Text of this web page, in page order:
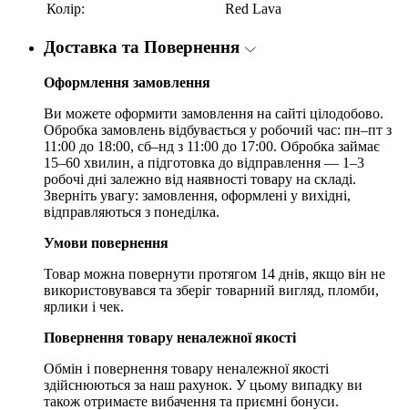
Колір:
Red Lava
Доставка та Повернення
Оформлення замовлення
Ви можете оформити замовлення на сайті цілодобово.
Обробка замовлень відбувається у робочий час: пн–пт з
11:00 до 18:00, сб–нд з 11:00 до 17:00. Обробка займає
15–60 хвилин, а підготовка до відправлення — 1–3
робочі дні залежно від наявності товару на складі.
Зверніть увагу: замовлення, оформлені у вихідні,
відправляються з понеділка.
Умови повернення
Товар можна повернути протягом 14 днів, якщо він не
використовувався та зберіг товарний вигляд, пломби,
ярлики і чек.
Повернення товару неналежної якості
Обмін і повернення товару неналежної якості
здійснюються за наш рахунок. У цьому випадку ви
також отримаєте вибачення та приємні бонуси.